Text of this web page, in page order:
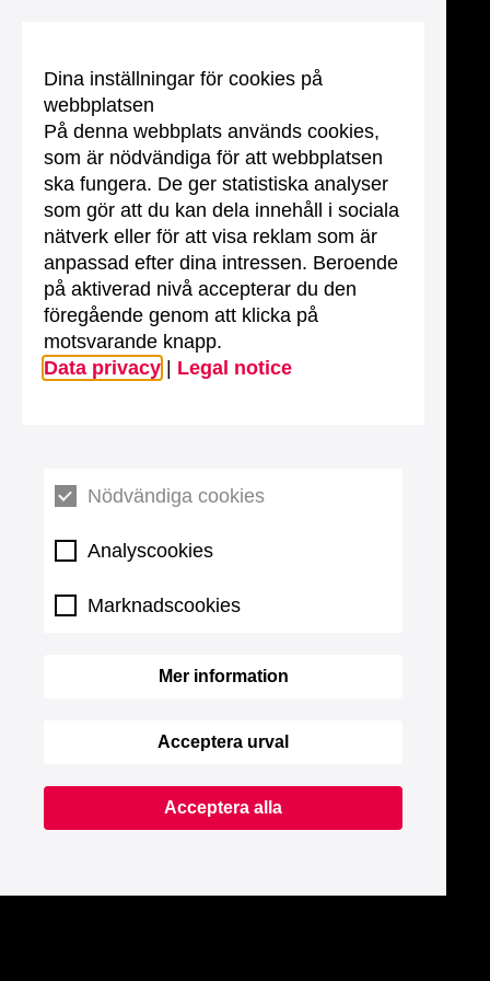
Dina inställningar för cookies på
webbplatsen
På denna webbplats används cookies,
som är nödvändiga för att webbplatsen
ska fungera. De ger statistiska analyser
som gör att du kan dela innehåll i sociala
nätverk eller för att visa reklam som är
anpassad efter dina intressen. Beroende
på aktiverad nivå accepterar du den
föregående genom att klicka på
motsvarande knapp.
Data privacy
Legal notice
Nödvändiga cookies
Analyscookies
Marknadscookies
Mer information
Acceptera urval
Acceptera alla